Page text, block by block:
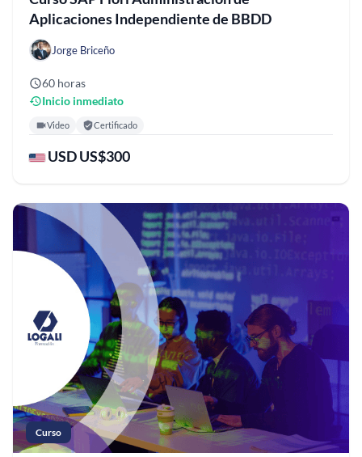
Aplicaciones Independiente de BBDD
Jorge Briceño
60 horas
Inicio inmediato
Video Certificado
USD US$300
Curso